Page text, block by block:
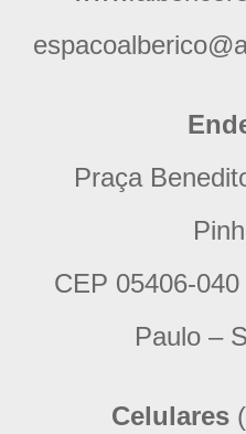
Praça
CEP 05406-
Paulo –
Celulares